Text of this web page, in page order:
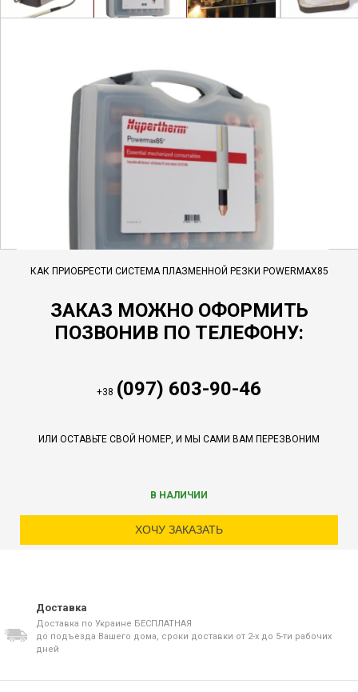
КАК ПРИОБРЕСТИ СИСТЕМА ПЛАЗМЕННОЙ РЕЗКИ POWERMAX85
ЗАКАЗ МОЖНО ОФОРМИТЬ
ПОЗВОНИВ ПО ТЕЛЕФОНУ:
+38 (097) 603-90-46
ИЛИ ОСТАВЬТЕ СВОЙ НОМЕР, И МЫ САМИ ВАМ ПЕРЕЗВОНИМ
В НАЛИЧИИ
ХОЧУ ЗАКАЗАТЬ
Доставка
Доставка по Украине БЕСПЛАТНАЯ
до подъезда Вашего дома, сроки доставки от 2-х до 5-ти рабочих
дней